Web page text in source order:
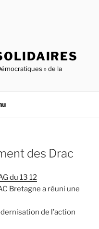
» de la
des Drac
du 13 12
Bretagne a réuni une
de l’action